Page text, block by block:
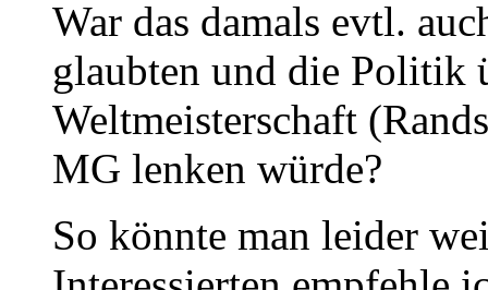
War das damals evtl.
glaubten und die Politik
Weltmeisterschaft
MG lenken würde?
So könnte man leider